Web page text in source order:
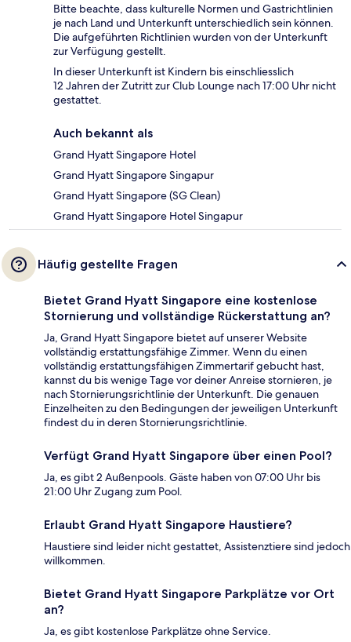
Bitte beachte, dass kulturelle Normen und Gastrichtlinien
je nach Land und Unterkunft unterschiedlich sein können.
Die aufgeführten Richtlinien wurden von der Unterkunft
zur Verfügung gestellt.
In dieser Unterkunft ist Kindern bis einschliesslich
12 Jahren der Zutritt zur Club Lounge nach 17:00 Uhr nicht
gestattet.
Auch bekannt als
Grand Hyatt Singapore Hotel
Grand Hyatt Singapore Singapur
Grand Hyatt Singapore (SG Clean)
Grand Hyatt Singapore Hotel Singapur
Häufig gestellte Fragen
Bietet Grand Hyatt Singapore eine kostenlose
Stornierung und vollständige Rückerstattung an?
Ja, Grand Hyatt Singapore bietet auf unserer Website
vollständig erstattungsfähige Zimmer. Wenn du einen
vollständig erstattungsfähigen Zimmertarif gebucht hast,
kannst du bis wenige Tage vor deiner Anreise stornieren, je
nach Stornierungsrichtlinie der Unterkunft. Die genauen
Einzelheiten zu den Bedingungen der jeweiligen Unterkunft
findest du in deren Stornierungsrichtlinie.
Verfügt Grand Hyatt Singapore über einen Pool?
Ja, es gibt 2 Außenpools. Gäste haben von 07:00 Uhr bis
21:00 Uhr Zugang zum Pool.
Erlaubt Grand Hyatt Singapore Haustiere?
Haustiere sind leider nicht gestattet, Assistenztiere sind jedoch
willkommen.
Bietet Grand Hyatt Singapore Parkplätze vor Ort
an?
Ja, es gibt kostenlose Parkplätze ohne Service.